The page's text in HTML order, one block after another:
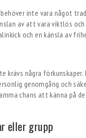
inte vara något
av att vara viktlös
och en känsla av
krävs några
genomgång och
chans att känna på
eller grupp